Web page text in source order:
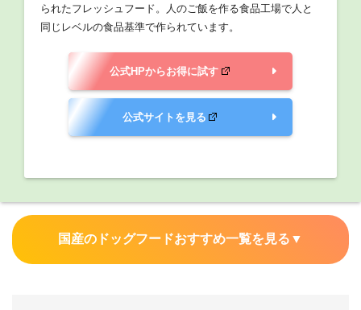
られたフレッシュフード。人のご飯を作る食品工場で人と
同じレベルの食品基準で作られています。
公式HPからお得に試す
公式サイトを見る
国産のドッグフードおすすめ一覧を見る ▼